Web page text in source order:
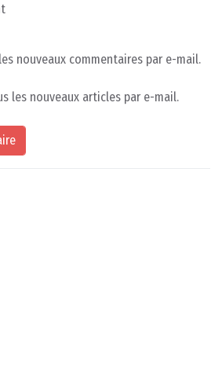
nouveaux commentaires par e-mail.
les nouveaux articles par e-mail.